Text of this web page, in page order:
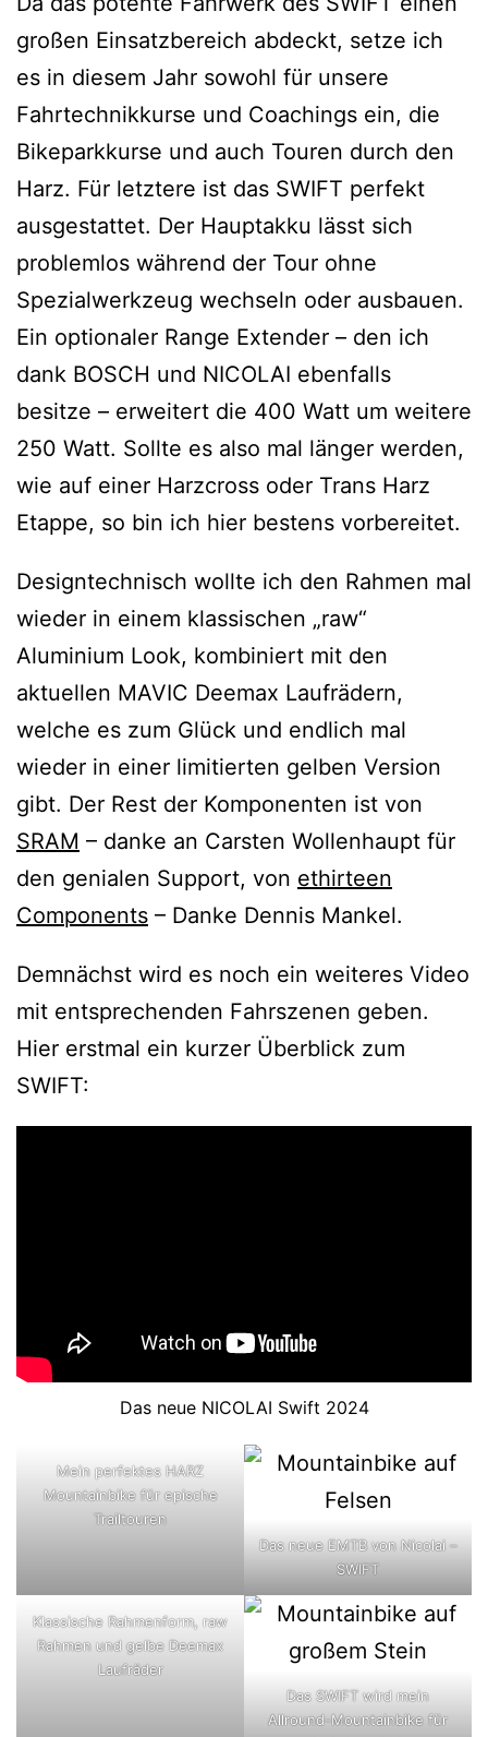
großen Einsatzbereich abdeckt, setze ich
es in diesem Jahr sowohl für unsere
Fahrtechnikkurse und Coachings ein, die
Bikeparkkurse und auch Touren durch den
Harz. Für letztere ist das SWIFT perfekt
ausgestattet. Der Hauptakku lässt sich
problemlos während der Tour ohne
Spezialwerkzeug wechseln oder ausbauen.
Ein optionaler Range Extender – den ich
dank BOSCH und NICOLAI ebenfalls
besitze – erweitert die 400 Watt um weitere
250 Watt. Sollte es also mal länger werden,
wie auf einer Harzcross oder Trans Harz
Etappe, so bin ich hier bestens vorbereitet.
Designtechnisch wollte ich den Rahmen mal
wieder in einem klassischen „raw“
Aluminium Look, kombiniert mit den
aktuellen MAVIC Deemax Laufrädern,
welche es zum Glück und endlich mal
wieder in einer limitierten gelben Version
gibt. Der Rest der Komponenten ist von
SRAM – danke an Carsten Wollenhaupt für
den genialen Support, von ethirteen
Components – Danke Dennis Mankel.
Demnächst wird es noch ein weiteres Video
mit entsprechenden Fahrszenen geben.
Hier erstmal ein kurzer Überblick zum
SWIFT:
Das neue NICOLAI Swift 2024
Mein perfektes HARZ
Mountainbike für epische
Trailtouren
Das neue EMTB von Nicolai –
SWIFT
Klassische Rahmenform, raw
Rahmen und gelbe Deemax
Laufräder
Das SWIFT wird mein
Allround-Mountainbike für